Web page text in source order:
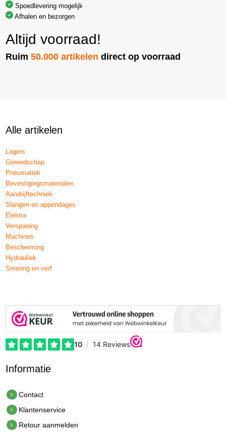
Spoedlevering mogelijk
Afhalen en bezorgen
Altijd voorraad!
Ruim50.000 artikelen direct op voorraad
Alle artikelen
Lagers
Gereedschap
Pneumatiek
Bevestigingsmaterialen
Aandrijftechniek
Slangen en appendages
Elektra
Verspaning
Machines
Bescherming
Hydrauliek
Smering en verf
Informatie
Contact
Klantenservice
Retour aanmelden